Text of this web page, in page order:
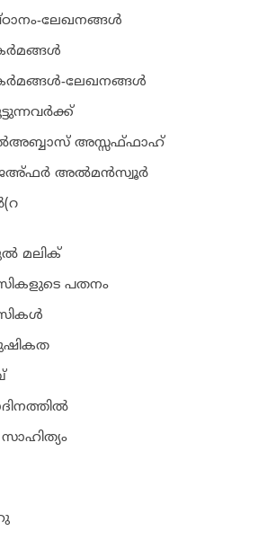
ലേഖനങ്ങള്‍
ലേഖനങ്ങള്‍
അസ്സഫ്ഫാഹ്‌
അല്‍മന്‍സ്വൂര്‍
മലിക്‌
പതനം